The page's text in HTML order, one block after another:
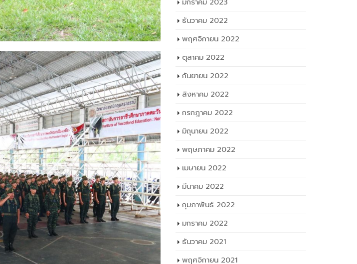
มกราคม 2023
ธันวาคม 2022
พฤศจิกายน 2022
ตุลาคม 2022
กันยายน 2022
สิงหาคม 2022
กรกฎาคม 2022
มิถุนายน 2022
พฤษภาคม 2022
เมษายน 2022
มีนาคม 2022
กุมภาพันธ์ 2022
มกราคม 2022
ธันวาคม 2021